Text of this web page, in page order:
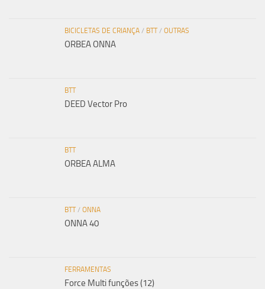
BICICLETAS DE CRIANÇA / BTT/ OUTRAS
ORBEA ONNA
BTT
DEED Vector Pro
BTT
ORBEA ALMA
BTT/ ONNA
ONNA 40
FERRAMENTAS
Force Multi funções (12)